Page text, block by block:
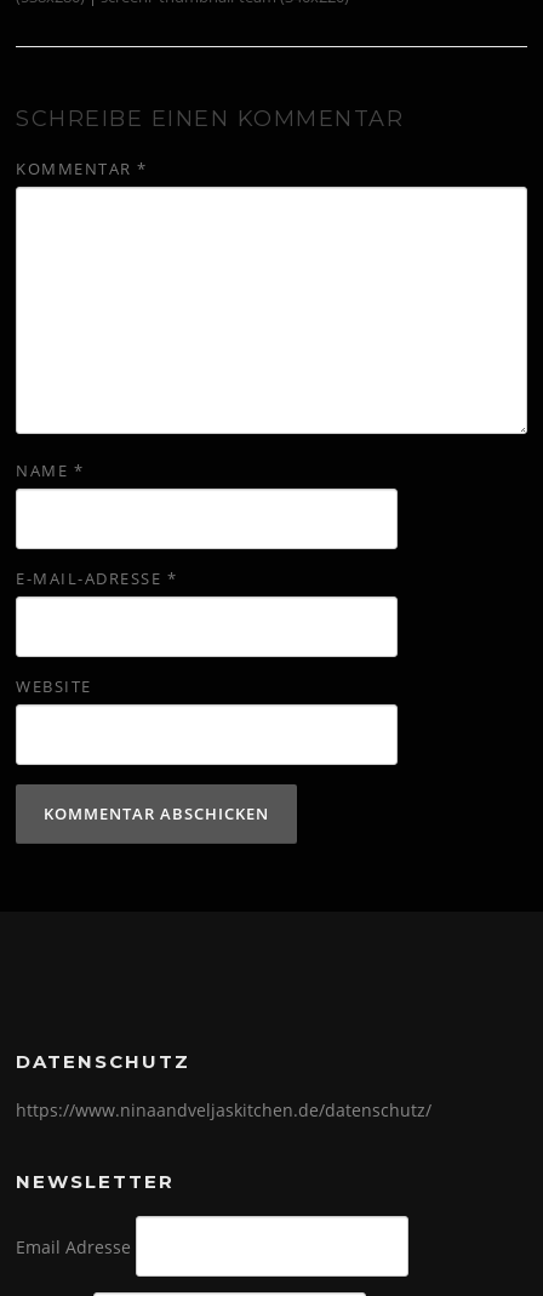
SCHREIBE EINEN KOMMENTAR
KOMMENTAR*
NAME *
E-MAIL-ADRESSE *
WEBSITE
DATENSCHUTZ
https://www.ninaandveljaskitchen.de/datenschutz/
NEWSLETTER
Email Adresse